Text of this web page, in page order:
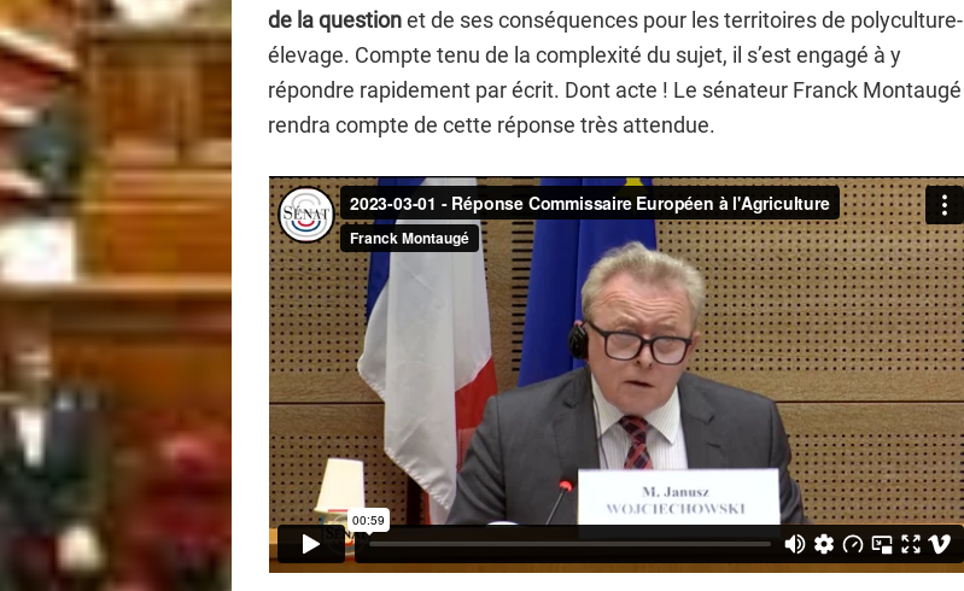
de la questionet de ses conséquences pour les territoires de polyculture-
élevage. Compte tenu de la complexité du sujet, il s’est engagé à y
répondre rapidement par écrit. Dont acte ! Le sénateur Franck Montaugé
rendra compte de cette réponse très attendue.